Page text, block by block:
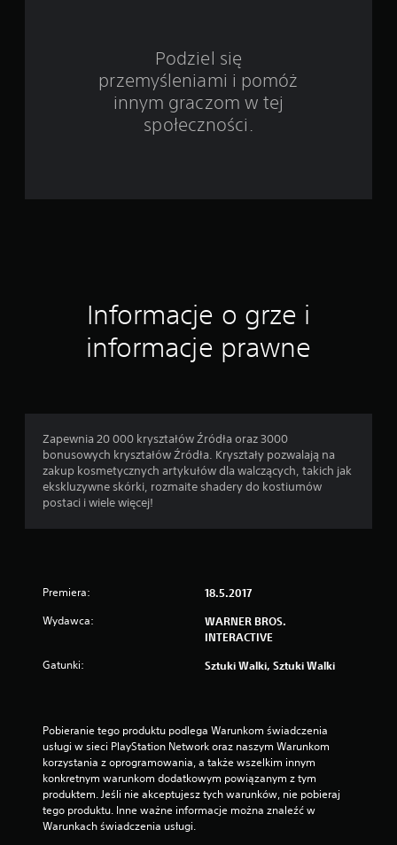
Podziel się
przemyśleniami i pomóż
innym graczom w tej
społeczności.
Informacje o grze i
informacje prawne
Zapewnia 20 000 kryształów Źródła oraz 3000
bonusowych kryształów Źródła. Kryształy pozwalają na
zakup kosmetycznych artykułów dla walczących, takich jak
ekskluzywne skórki, rozmaite shadery do kostiumów
postaci i wiele więcej!
Premiera: 18.5.2017
Wydawca:
WARNER BROS.
INTERACTIVE
Gatunki: Sztuki Walki, Sztuki Walki
Pobieranie tego produktu podlega Warunkom świadczenia
usługi w sieci PlayStation Network oraz naszym Warunkom
korzystania z oprogramowania, a także wszelkim innym
konkretnym warunkom dodatkowym powiązanym z tym
produktem. Jeśli nie akceptujesz tych warunków, nie pobieraj
tego produktu. Inne ważne informacje można znaleźć w
Warunkach świadczenia usługi.